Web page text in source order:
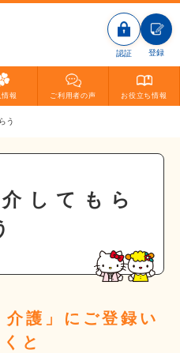
認証 登録
情報 ご利用者の声 お役立ち情報
う
してもら
介護」にご登録い
と